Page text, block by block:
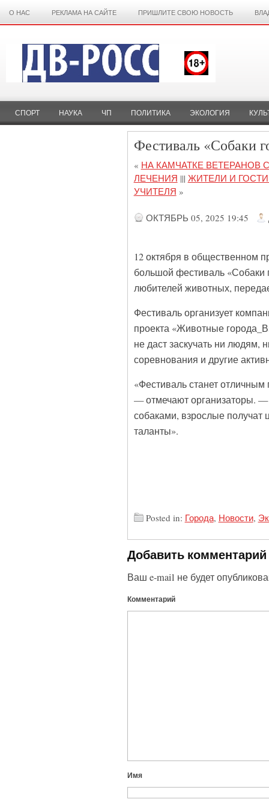
О НАС РЕКЛАМА НА САЙТЕ ПРИШЛИТЕ СВОЮ НОВОСТЬ
СПОРТ НАУКА ЧП ПОЛИТИКА ЭКОЛОГИЯ
Фестиваль «Собаки
« НА КАМЧАТКЕ ВЕТЕРАНОВ
ЛЕЧЕНИЯ ||| ЖИТЕЛИ И
УЧИТЕЛЯ »
ОКТЯБРЬ 05, 2025 19:45
12 октября в общественном
большой фестиваль «Собаки
любителей животных,
Фестиваль организует
проекта «Животные
не даст заскучать ни людям,
соревнования и другие
«Фестиваль станет
— отмечают организаторы. —
собаками, взрослые получат
таланты».
Posted in: Города, Новости,
Добавить комментарий
Ваш e-mail не будет
Комментарий
Имя